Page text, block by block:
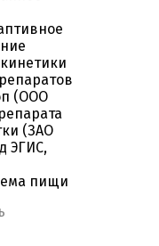
(ООО
(ЗАО
ЭГИС,
пищи